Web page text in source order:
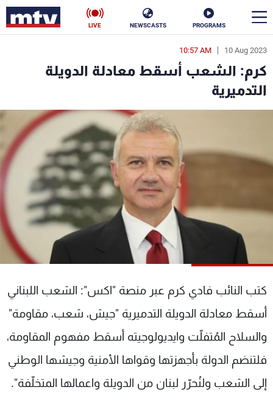
PROGRAMS
NEWSCASTS
LIVE
10 Aug 2023
10:57 AM
كرم: الشعب أسقط معادلة الدويلة
التدميرية
كتب النائب فادي كرم عبر منصة "اكس": الشعب اللبناني
أسقط معادلة الدويلة التدميرية "جيش، شعب، مقاومة"
والسلاح المُتفلّت وايديولوجيته أسقط مفهوم المقاومة،
فلتنضم الدولة بأجهزتها وقواها الأمنية وجيشها الوطني
إلى الشعب ولنُحرّر لبنان من الدويلة واعمالها المتخلّفة".
en
الأخبار
سياسة ناس
فن
رياضة
البرامج
جدول البرامج
شاهد البرامج
الترددات
عن MTV
الإنـتـاج
لاعلاناتكم
وظائف
تواصل معنا
شروط الإسـتخدام
سياسة الخصوصية